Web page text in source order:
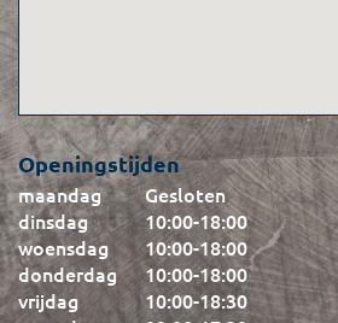
Openingstijden
maandag
Gesloten
dinsdag
10:00-18:00
woensdag
10:00-18:00
donderdag
10:00-18:00
vrijdag
10:00-18:30